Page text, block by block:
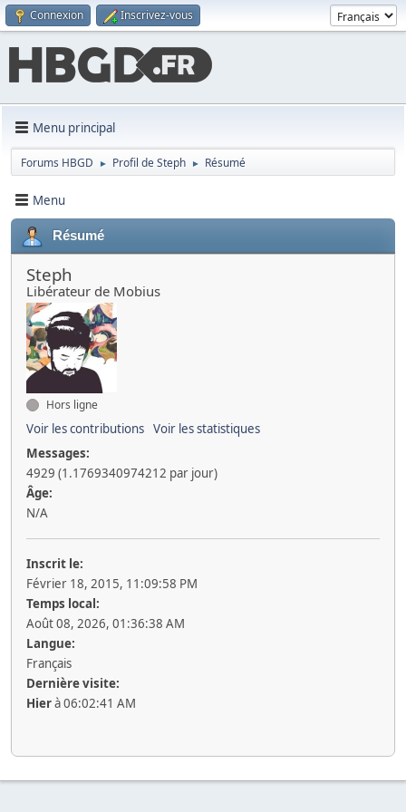
Connexion Inscrivez-vous
Menu principal
Forums HBGD ► Profil de Steph ► Résumé
Menu
Résumé
Steph
Libérateur de Mobius
Hors ligne
Voir les contributions Voir les statistiques
Messages:
4929 (1.1769340974212 par jour)
Âge:
N/A
Inscrit le:
Février 18, 2015, 11:09:58 PM
Temps local:
Août 08, 2026, 01:36:38 AM
Langue:
Français
Dernière visite:
Hierà 06:02:41 AM